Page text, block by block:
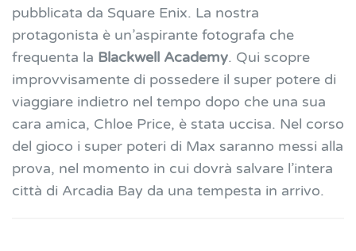
pubblicata da Square Enix. La nostra
protagonista è un’aspirante fotografa che
frequenta la Blackwell Academy. Qui scopre
improvvisamente di possedere il super potere di
viaggiare indietro nel tempo dopo che una sua
cara amica, Chloe Price, è stata uccisa. Nel corso
del gioco i super poteri di Max saranno messi alla
prova, nel momento in cui dovrà salvare l’intera
città di Arcadia Bay da una tempesta in arrivo.